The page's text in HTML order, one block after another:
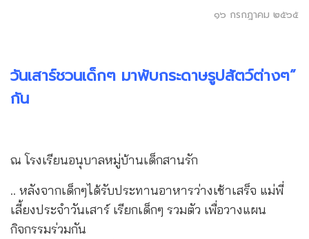
๑๖ กรกฎาคม ๒๕๖๕
วันเสาร์ชวนเด็กๆ มาพับกระดาษรูปสัตว์ต่างๆ”
กัน
ณ โรงเรียนอนุบาลหมู่บ้านเด็กสานรัก
.. หลังจากเด็กๆได้รับประทานอาหารว่างเช้าเสร็จ แม่พี่
เลี้ยงประจำวันเสาร์ เรียกเด็กๆ รวมตัว เพื่อวางแผน
กิจกรรมร่วมกัน